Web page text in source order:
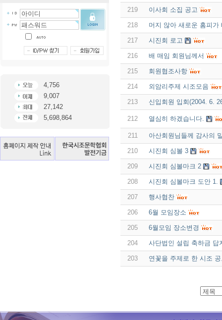
4,756
9,007
27,142
5,698,864
219 이사회 소집 공고
218 머지 않아 새로운 홈피가
217 시진회 로고
216 배 매임 회원님께서
215 회원협조사항
214 외암리주제 시조모음
213 신입회원 입회(2004. 6.
212 열심히 하겠습니다.
211 아산회원님들께 감사의
210 시진회 심볼 3
209 시진회 심볼마크 2
208 시진회 심볼마크 도안 1.
207 행사협찬
206 6월 모임장소
205 6월모임 장소변경
204 사단법인 설립 축하금 답
203 연꽃을 주제로 한 시조 공